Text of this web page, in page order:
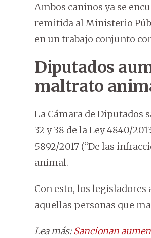
Ambos caninos ya se
remitida al Ministerio
en un trabajo conjunto
Diputados
maltrato
La Cámara de Diputados
32 y 38 de la Ley 4840/
5892/2017 (“De las
animal.
Con esto, los legisladores
aquellas personas que
Lea más:Sancionan